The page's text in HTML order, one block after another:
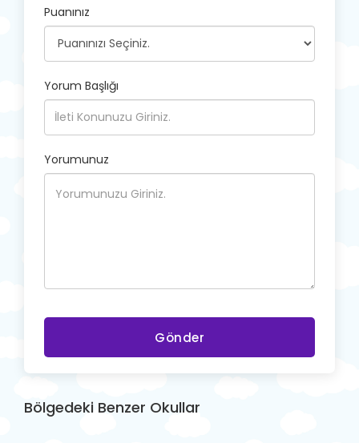
Puanınız
Yorum Başlığı
Yorumunuz
Gönder
Bölgedeki Benzer Okullar